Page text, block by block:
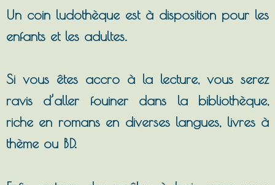
Un coin ludothèque est à disposition pour les
enfants et les adultes.
Si vous êtes accro à la lecture, vous serez
ravis d’aller fouiner dans la bibliothèque,
riche en romans en diverses langues, livres à
thème ou BD.